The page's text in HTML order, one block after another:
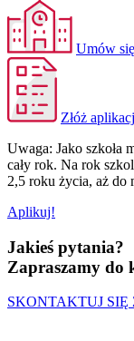
Umów
Złóż
Uwaga: Jako szkoła
cały rok. Na rok
2,5 roku życia, aż do
Aplikuj!
Jakieś pytania?
Zapraszamy do
SKONTAKTUJ